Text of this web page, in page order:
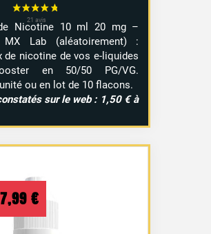
Nicotine 10 ml 20 mg –
Lab (aléatoirement) :
de nicotine de vos e-liquides
en 50/50 PG/VG.
ou en lot de 10 flacons.
sur le web : 1,50 € à
7,99 € Plage
de